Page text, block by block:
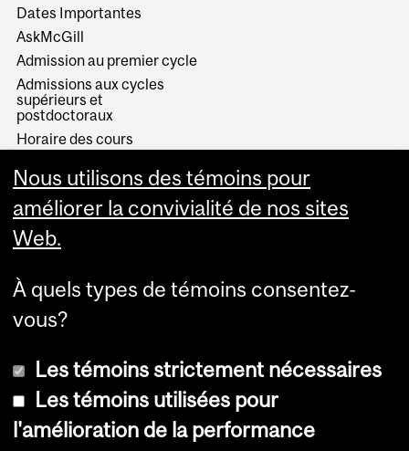
Dates Importantes
AskMcGill
Admission au premier cycle
Admissions aux cycles
supérieurs et
postdoctoraux
Horaire des cours
Services aux étudiants
Nous utilisons des témoins pour
améliorer la convivialité de nos sites
Web.
À quels types de témoins consentez-
vous?
Les témoins strictement nécessaires
Les témoins utilisées pour
l'amélioration de la performance